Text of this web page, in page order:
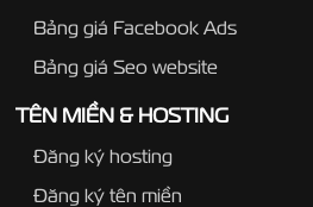
Bảng giá Facebook Ads
Bảng giá Seo website
TÊN MIỀN & HOSTING
Đăng ký hosting
Đăng ký tên miền